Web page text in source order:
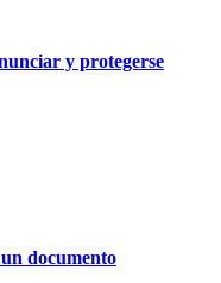
y protegerse
documento